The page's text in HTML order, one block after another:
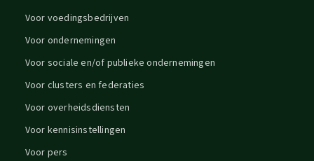
Voor voedingsbedrijven
Voor ondernemingen
Voor sociale en/of publieke ondernemingen
Voor clusters en federaties
Voor overheidsdiensten
Voor kennisinstellingen
Voor pers